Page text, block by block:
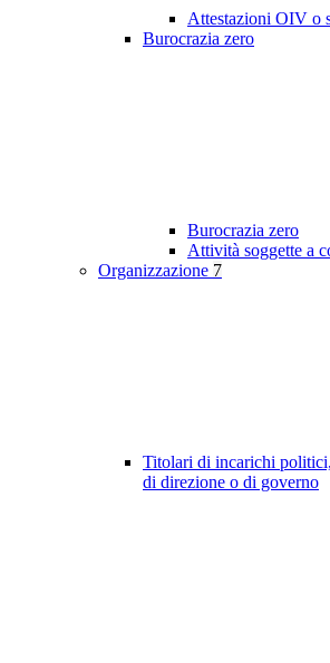
Attestazioni OIV o
Burocrazia zero
Burocrazia zero
Attività soggette a
Organizzazione 7
Titolari di incarichi
di direzione o di governo